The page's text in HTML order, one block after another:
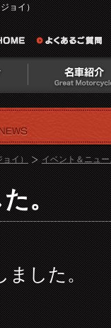
ョイ）
ョイ） イベント＆ニュ
。
ました。